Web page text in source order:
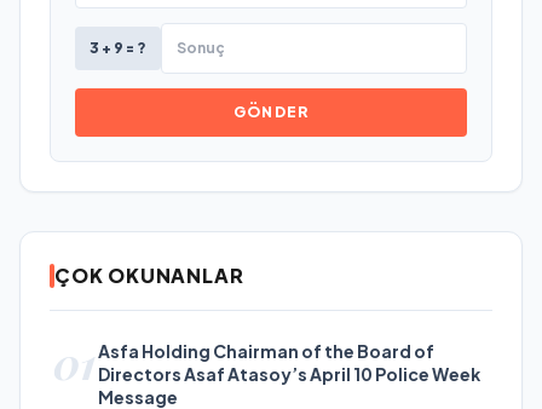
3 + 9 = ?
GÖNDER
ÇOK OKUNANLAR
01Asfa Holding Chairman of the Board of
Directors Asaf Atasoy’s April 10 Police Week
Message